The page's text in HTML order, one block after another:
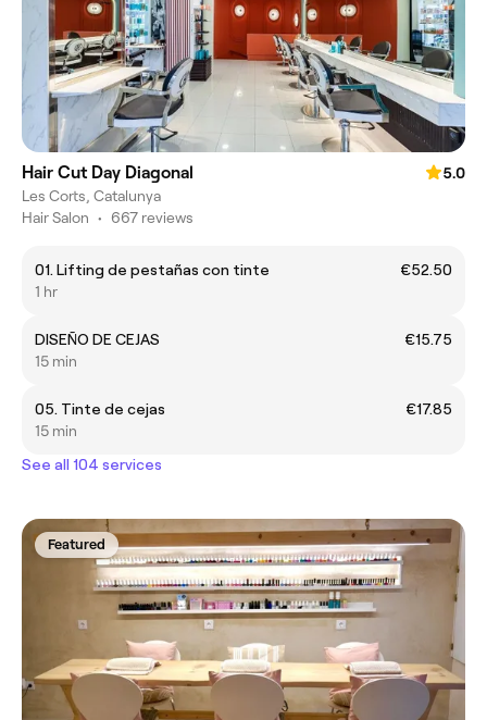
Hair Cut Day Diagonal
5.0
Les Corts, Catalunya
Hair Salon • 667 reviews
01. Lifting de pestañas con tinte
€52.50
1 hr
DISEÑO DE CEJAS
€15.75
15 min
05. Tinte de cejas
€17.85
15 min
See all 104 services
Featured